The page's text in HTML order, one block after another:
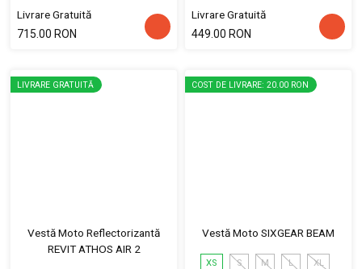
Livrare Gratuită
715.00 RON
Livrare Gratuită
449.00 RON
LIVRARE GRATUITĂ
Vestă Moto Reflectorizantă
REVIT ATHOS AIR 2
COST DE LIVRARE: 20.00 RON
Vestă Moto SIXGEAR BEAM
XS S M L XL